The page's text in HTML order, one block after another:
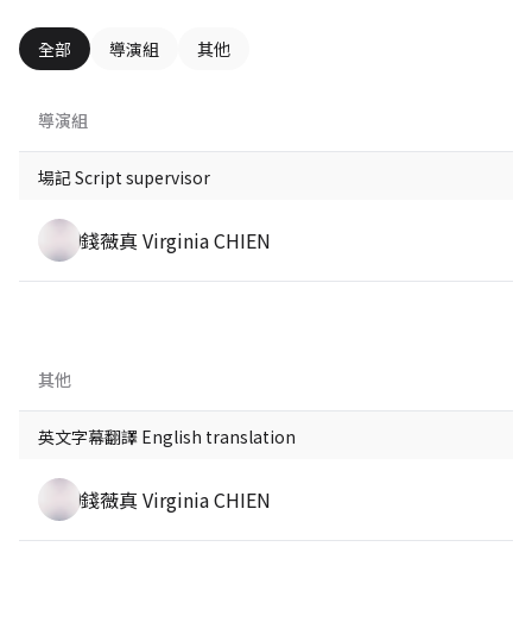
全部 導演組 其他
導演組
場記 Script supervisor
錢薇真 Virginia CHIEN
其他
英文字幕翻譯 English translation
錢薇真 Virginia CHIEN